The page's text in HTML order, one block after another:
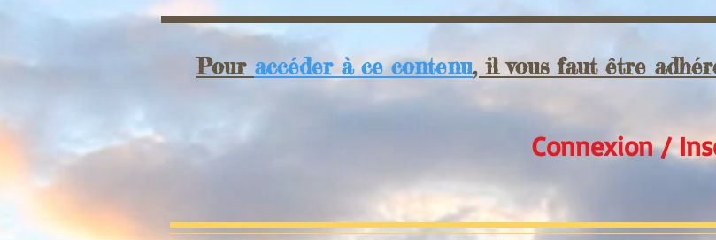
Pour accéder à ce contenu, il vous faut être
Connexion /